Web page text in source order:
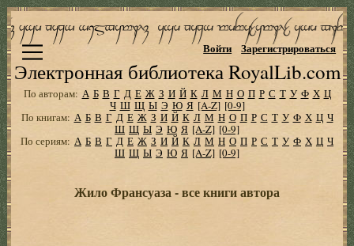
Электронная библиотека RoyalLib.com
Войти Зарегистрироваться
По авторам: А Б В Г Д Е Ж З И Й К Л М Н О П Р С Т У Ф Х Ц
Ч Ш Щ Ы Э Ю Я [A-Z] [0-9]
По книгам: А Б В Г Д Е Ж З И Й К Л М Н О П Р С Т У Ф Х Ц Ч
Ш Щ Ы Э Ю Я [A-Z] [0-9]
По сериям: А Б В Г Д Е Ж З И Й К Л М Н О П Р С Т У Ф Х Ц Ч
Ш Щ Ы Э Ю Я [A-Z] [0-9]
Жило Франсуаза - все книги автора